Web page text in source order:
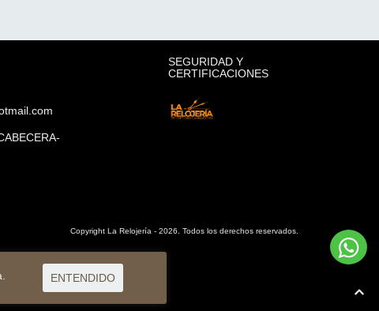
ENTENDIDO
SEGURIDAD Y
CERTIFICACIONES
Copyright La Relojería - 2026. Todos los derechos reservados.